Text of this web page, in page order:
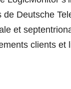
Deutsche
et
clients et